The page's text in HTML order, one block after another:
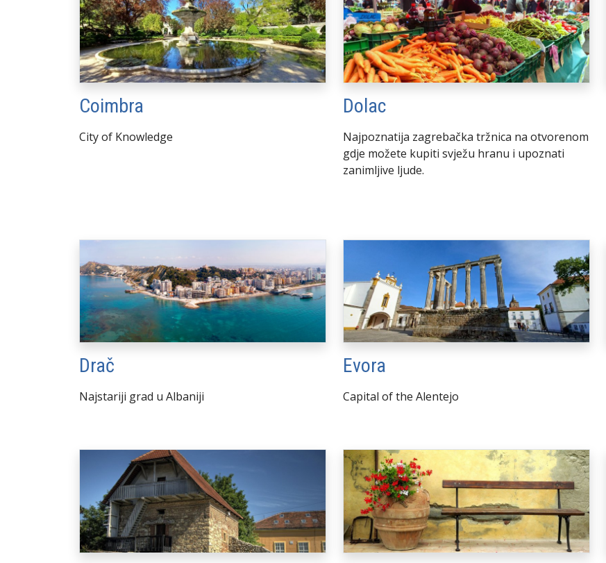
Coimbra
City of Knowledge
Dolac
Najpoznatija zagrebačka tržnica na otvorenom
gdje možete kupiti svježu hranu i upoznati
zanimljive ljude.
Drač
Najstariji grad u Albaniji
Evora
Capital of the Alentejo